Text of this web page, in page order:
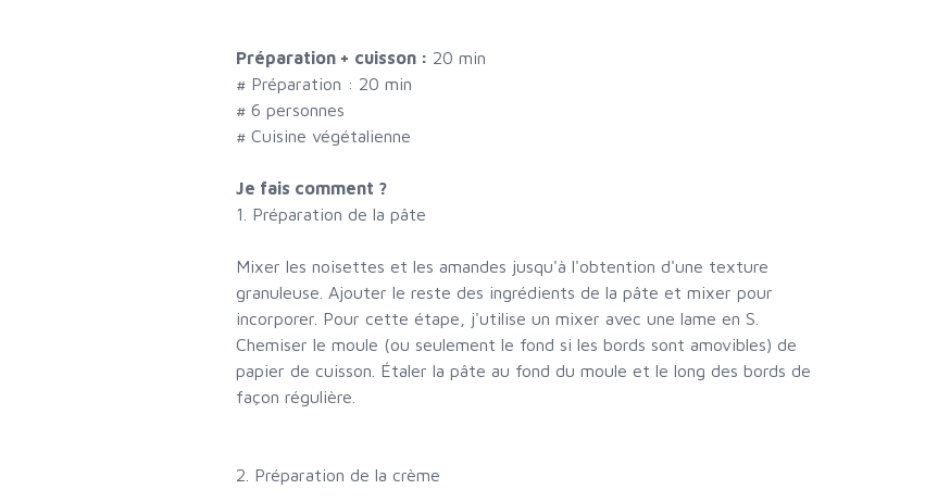
Préparation + cuisson : 20 min
# Préparation : 20 min
# 6 personnes
# Cuisine végétalienne
Je fais comment ?
1. Préparation de la pâte
Mixer les noisettes et les amandes jusqu'à l'obtention d'une texture
granuleuse. Ajouter le reste des ingrédients de la pâte et mixer pour
incorporer. Pour cette étape, j'utilise un mixer avec une lame en S.
Chemiser le moule (ou seulement le fond si les bords sont amovibles) de
papier de cuisson. Étaler la pâte au fond du moule et le long des bords de
façon régulière.
2. Préparation de la crème